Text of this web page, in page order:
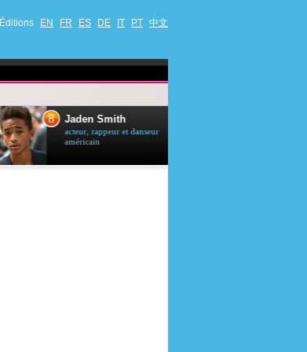
Éditions EN FR ES DE IT PT 中文
8 Jaden Smith
acteur, rappeur et danseur
américain